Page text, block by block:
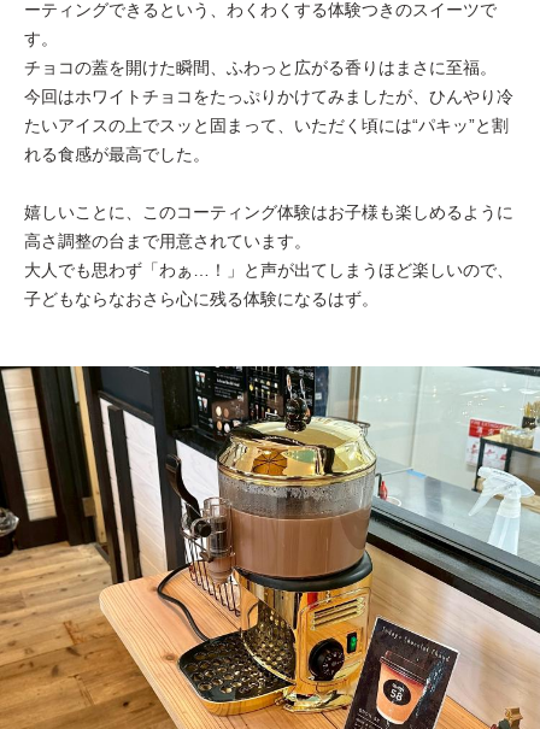
ーティングできるという、わくわくする体験つきのスイーツで
す。
チョコの蓋を開けた瞬間、ふわっと広がる香りはまさに至福。
今回はホワイトチョコをたっぷりかけてみましたが、ひんやり冷
たいアイスの上でスッと固まって、いただく頃には“パキッ”と割
れる食感が最高でした。
嬉しいことに、このコーティング体験はお子様も楽しめるように
高さ調整の台まで用意されています。
大人でも思わず「わぁ…！」と声が出てしまうほど楽しいので、
子どもならなおさら心に残る体験になるはず。